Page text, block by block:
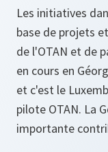
Les initiatives
base de projets
de l'OTAN et de
en cours en
et c'est le
pilote OTAN. La
importante